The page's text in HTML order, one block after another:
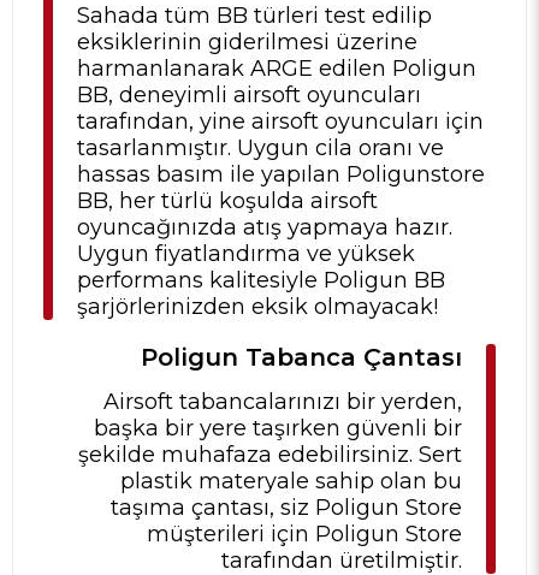
Sahada tüm BB türleri test edilip
eksiklerinin giderilmesi üzerine
harmanlanarak ARGE edilen Poligun
BB, deneyimli airsoft oyuncuları
tarafından, yine airsoft oyuncuları için
tasarlanmıştır. Uygun cila oranı ve
hassas basım ile yapılan Poligunstore
BB, her türlü koşulda airsoft
oyuncağınızda atış yapmaya hazır.
Uygun fiyatlandırma ve yüksek
performans kalitesiyle Poligun BB
şarjörlerinizden eksik olmayacak!
Poligun Tabanca Çantası
Airsoft tabancalarınızı bir yerden,
başka bir yere taşırken güvenli bir
şekilde muhafaza edebilirsiniz. Sert
plastik materyale sahip olan bu
taşıma çantası, siz Poligun Store
müşterileri için Poligun Store
tarafından üretilmiştir.